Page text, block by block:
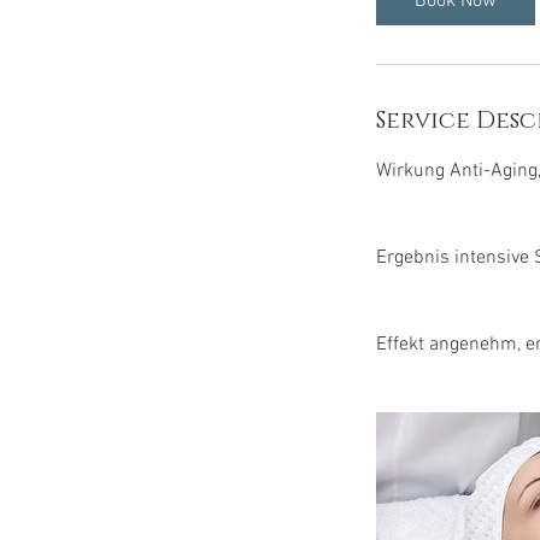
n
Service
Wirkung Anti-
Ergebnis intensive
Effekt angenehm,